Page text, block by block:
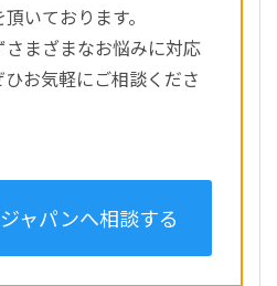
いております。
まざまなお悩みに対応
お気軽にご相談くださ
ャパンへ相談する